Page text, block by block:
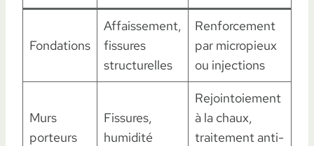
Fondations
Affaissement,
fissures
structurelles
Renforcement
par micropieux
ou injections
Murs
porteurs
Fissures,
humidité
Rejointoiement
à la chaux,
traitement anti-